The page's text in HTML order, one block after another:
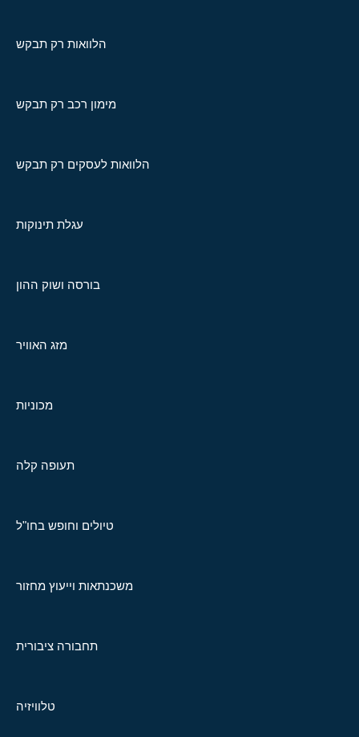
הלוואות רק תבקש
מימון רכב רק תבקש
הלוואות לעסקים רק תבקש
עגלת תינוקות
בורסה ושוק ההון
מזג האוויר
מכוניות
תעופה קלה
טיולים וחופש בחו"ל
משכנתאות וייעוץ מחזור
תחבורה ציבורית
טלוויזיה